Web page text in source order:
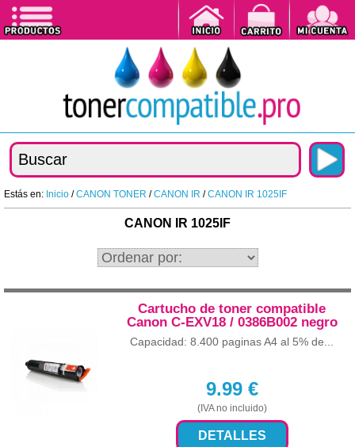
Estás en: Inicio /CANON TONER /CANON IR /CANON IR 1025IF
CANON IR 1025IF
Cartucho de toner compatible
Canon C-EXV18 / 0386B002 negro
Capacidad: 8.400 paginas A4 al 5% de...
9.99€
(IVA no incluido)
DETALLES